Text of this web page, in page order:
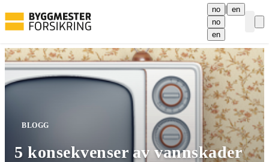
no | en
no
en
BLOGG
5 konsekvenser av vannskader